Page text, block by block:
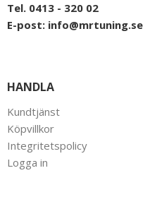
Tel. 0413 - 320 02
E-post: info@mrtuning.se
HANDLA
Kundtjänst
Köpvillkor
Integritetspolicy
Logga in